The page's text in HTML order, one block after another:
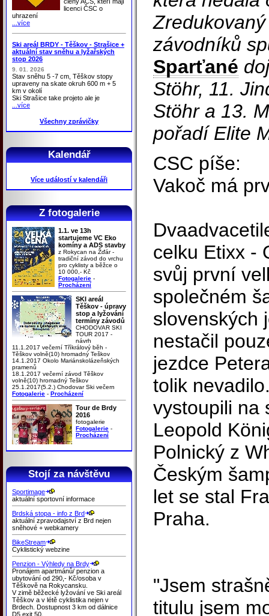
licenci ČSC o
uhrazení
...více
Ski areál BRDY - Těškov - Strašice +
aktuální stav sněhu a lyžařských
stop 2026
9. 01. 2026
Stav sněhu 5 -7 cm, Těškov stopy
upraveny na skate okruh 600 m + 5
km v okolí
Ski Strašice take projeto ale je
...více
Všechny zprávičky
Kalendář
Více událostí v kalendáři
Z fotogalerie
1.1. ve 13h
startujeme VC Eko
komíny a ADS stavby
z Rokycan na Žďár -
tradiční závod do vrchu
pro cyklisty a běžce o
10 000,- Kč
Fotogalerie -
Procházení
SKI areál
Těškov - úpravy
stop a lyžování
termíny závodů
CHODOVAR SKI
TOUR 2017 -
návrh
11.1.2017 večerní Tříkrálový běh -
Těškov volně(10) hromadný Teškov
14.1.2017 Okolo Mariánskolázeňských
pramenů
18.1.2017 večerní závod Těškov
volně(10) hromadný Teškov
25.1.2017(5.2.) Chodovar Ski večern
Fotogalerie - Procházení
Tour de Brdy
2016
fotogalerie
Fotogalerie -
Procházení
Stojí za návštěvu
Sportimage
aktuální sportovní informace
Brdská stopa - info z Brd
aktuální zpravodajství z Brd nejen
sněhové + webkamery
BikeStream
Cyklistický webzine
Penzion - Výhledy na Brdy
Pronájem apartmánů/ penzion a
ubytování od 290,- Kč/osoba v
Těškově na Rokycansku.
V zimě běžecké lyžování ve Ski areál
Těškov a v létě cyklistika nejen v
Brdech. Dostupnost 3 km od dálnice
D5 exit 50.
závodníků
Sparťané
Stöhr, 11.
Stöhr a 13.
pořadí Elite
CSC píše:
Vakoč má
celku Etixx -
svůj první
společném
slovenských
nestačil
jezdce
tolik
vystoupili na
Leopold
Polnický z
Českým
let se stal
Praha.
"Jsem
titulu jsem